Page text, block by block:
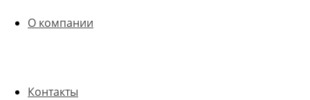
О компании
Контакты